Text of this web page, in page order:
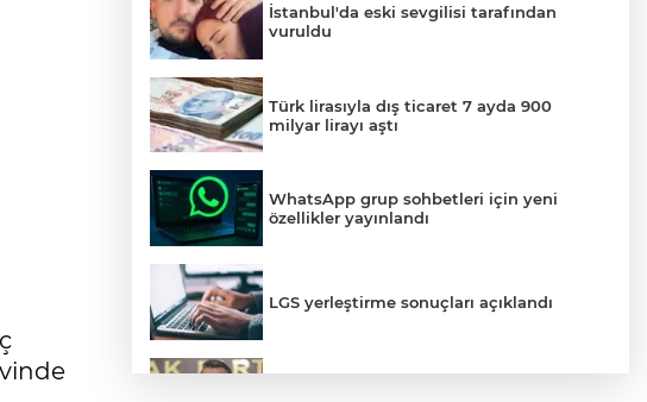
İstanbul'da eski sevgilisi tarafından
vuruldu
Türk lirasıyla dış ticaret 7 ayda 900
milyar lirayı aştı
WhatsApp grup sohbetleri için yeni
özellikler yayınlandı
LGS yerleştirme sonuçları açıklandı